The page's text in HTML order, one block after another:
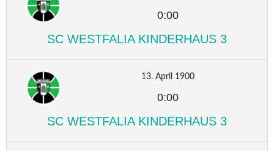
0:00
SC WESTFALIA KINDERHAUS 3
13. April 1900
0:00
SC WESTFALIA KINDERHAUS 3